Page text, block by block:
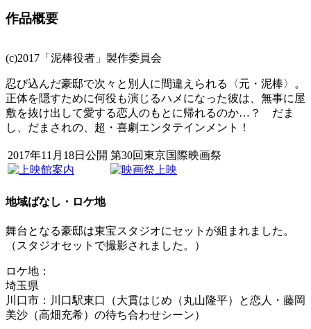
作品概要
(c)2017「泥棒役者」製作委員会
忍び込んだ豪邸で次々と別人に間違えられる〈元・泥棒〉。
正体を隠すために何役も演じるハメになった彼は、無事に屋
敷を抜け出して愛する恋人のもとに帰れるのか…？ だま
し、だまされの、超・喜劇エンタテインメント！
2017年11月18日公開 第30回東京国際映画祭
地域ばなし・ロケ地
舞台となる豪邸は東宝スタジオにセットが組まれました。
（スタジオセットで撮影されました。）
ロケ地：
埼玉県
川口市：川口駅東口（大貫はじめ（丸山隆平）と恋人・藤岡
美沙（高畑充希）の待ち合わせシーン）